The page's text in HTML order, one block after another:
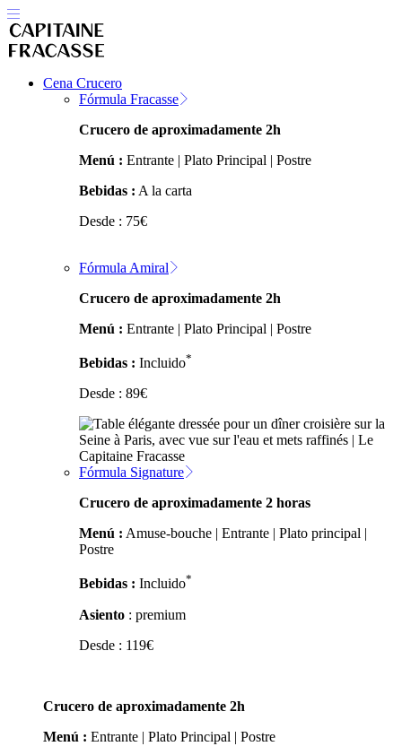
Cena Crucero
Fórmula Fracasse
Crucero de aproximadamente 2h
Menú : Entrante | Plato Principal | Postre
Bebidas : A la carta
Desde : 75€
Fórmula Amiral
Crucero de aproximadamente 2h
Menú : Entrante | Plato Principal | Postre
Bebidas : Incluido*
Desde : 89€
Fórmula Signature
Crucero de aproximadamente 2 horas
Menú : Amuse-bouche | Entrante | Plato principal |
Postre
Bebidas : Incluido*
Asiento : premium
Desde : 119€
Crucero de aproximadamente 2h
Menú : Entrante | Plato Principal | Postre